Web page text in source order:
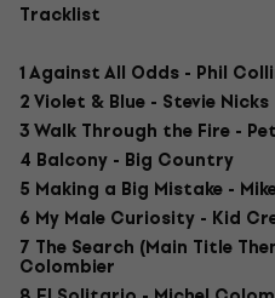
Tracklist
1 Against All Odds - Phil
2 Violet & Blue - Stevie Nicks
3 Walk Through the Fire -
4 Balcony - Big Country
5 Making a Big Mistake -
6 My Male Curiosity - Kid
7 The Search (Main Title
Colombier